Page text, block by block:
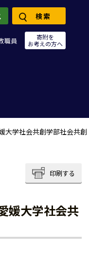
職員
寄附を
お考えの方へ
検索
大学社会共創学部社会共創
印刷する
媛大学社会共